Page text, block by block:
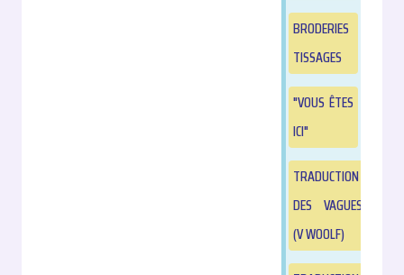
BRODERIES
TISSAGES
"VOUS ÊTES
ICI"
TRADUCTION
DES VAGUES
(V WOOLF)